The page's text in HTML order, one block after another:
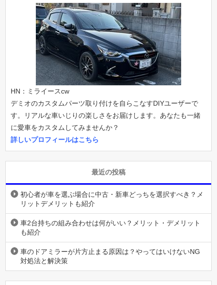
HN：ミライースcw
デミオのカスタムパーツ取り付けを自らこなすDIYユーザーで
す。リアルな車いじりの楽しさをお届けします。あなたも一緒
に愛車をカスタムしてみませんか？
詳しいプロフィールはこちら
最近の投稿
初心者が車を選ぶ場合に中古・新車どっちを選択すべき？メ
リットデメリットも紹介
車2台持ちの組み合わせは何がいい？メリット・デメリット
も紹介
車のドアミラーが片方止まる原因は？やってはいけないNG
対処法と解決策